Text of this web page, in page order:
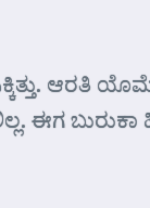
ಆರತಿ
ಈಗ ಬುರುಕಾ